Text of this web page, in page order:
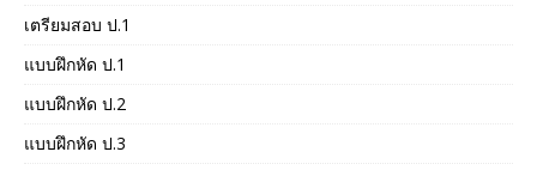
เตรียมสอบ ป.1
แบบฝึกหัด ป.1
แบบฝึกหัด ป.2
แบบฝึกหัด ป.3